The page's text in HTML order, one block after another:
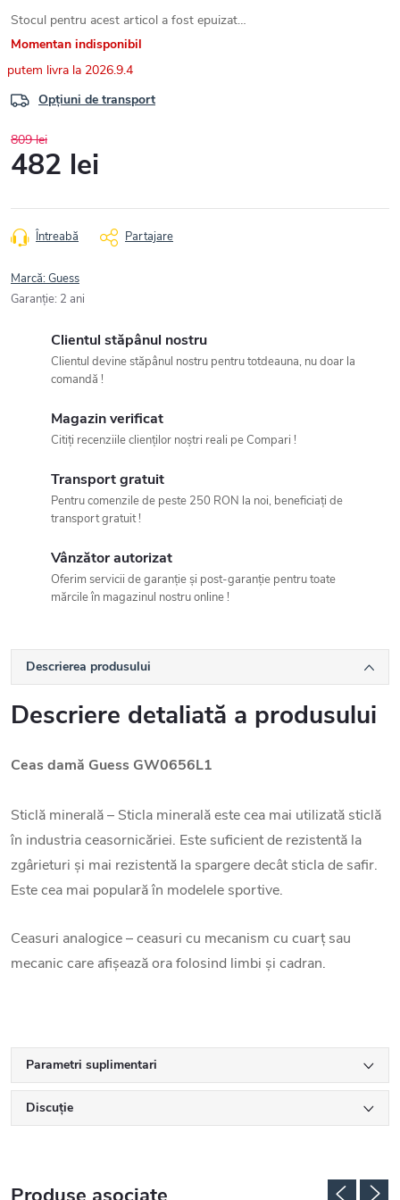
Stocul pentru acest articol a fost epuizat…
Momentan indisponibil
2026.9.4
Opțiuni de transport
809 lei
482 lei
preţ:
Întreabă Partajare
Marcă:Guess
Garanţie: 2 ani
Clientul stăpânul nostru
Clientul devine stăpânul nostru pentru totdeauna, nu doar la
comandă !
Magazin verificat
Citiți recenziile clienților noștri reali pe Compari !
Transport gratuit
Pentru comenzile de peste 250 RON la noi, beneficiați de
transport gratuit !
Vânzător autorizat
Oferim servicii de garanție și post-garanție pentru toate
mărcile în magazinul nostru online !
Descrierea produsului
Descriere detaliată a produsului
Ceas damă Guess GW0656L1
Sticlă minerală – Sticla minerală este cea mai utilizată sticlă
în industria ceasornicăriei. Este suficient de rezistentă la
zgârieturi și mai rezistentă la spargere decât sticla de safir.
Este cea mai populară în modelele sportive.
Ceasuri analogice – ceasuri cu mecanism cu cuarț sau
mecanic care afișează ora folosind limbi și cadran.
Parametri suplimentari
Discuţie